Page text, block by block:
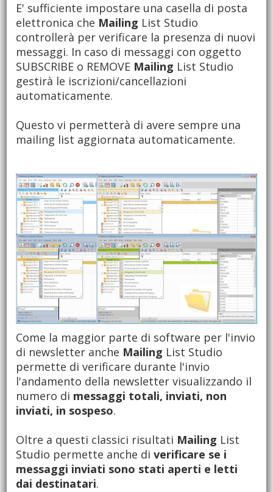
E' sufficiente impostare una casella di posta
elettronica che Mailing List Studio
controllerà per verificare la presenza di nuovi
messaggi. In caso di messaggi con oggetto
SUBSCRIBE o REMOVE Mailing List Studio
gestirà le iscrizioni/cancellazioni
automaticamente.
Questo vi permetterà di avere sempre una
mailing list aggiornata automaticamente.
Come la maggior parte di software per l'invio
di newsletter anche Mailing List Studio
permette di verificare durante l'invio
l'andamento della newsletter visualizzando il
numero di messaggi totali, inviati, non
inviati, in sospeso.
Oltre a questi classici risultati Mailing List
Studio permette anche diverificare se i
messaggi inviati sono stati aperti e letti
dai destinatari.